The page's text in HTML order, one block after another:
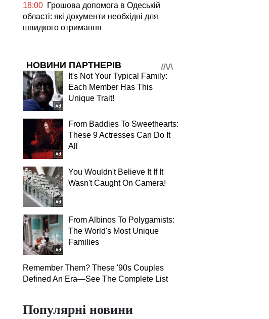
18:00 Грошова допомога в Одеській
області: які документи необхідні для
швидкого отримання
НОВИНИ ПАРТНЕРІВ
It's Not Your Typical Family:
Each Member Has This
Unique Trait!
From Baddies To Sweethearts:
These 9 Actresses Can Do It
All
You Wouldn't Believe It If It
Wasn't Caught On Camera!
From Albinos To Polygamists:
The World's Most Unique
Families
Remember Them? These '90s Couples
Defined An Era—See The Complete List
Популярні новини